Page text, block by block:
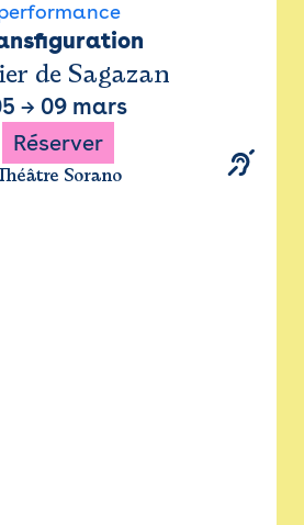
de Sagazan
→ 09 mars
Réserver
Sorano